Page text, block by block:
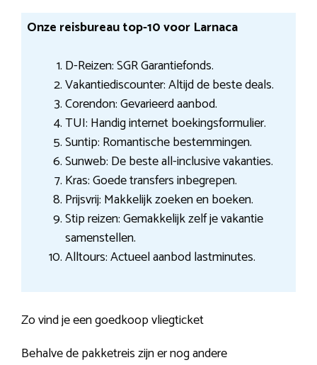
Onze reisbureau top-10 voor Larnaca
D-Reizen: SGR Garantiefonds.
Vakantiediscounter: Altijd de beste deals.
Corendon: Gevarieerd aanbod.
TUI: Handig internet boekingsformulier.
Suntip: Romantische bestemmingen.
Sunweb: De beste all-inclusive vakanties.
Kras: Goede transfers inbegrepen.
Prijsvrij: Makkelijk zoeken en boeken.
Stip reizen: Gemakkelijk zelf je vakantie
samenstellen.
Alltours: Actueel aanbod lastminutes.
Zo vind je een goedkoop vliegticket
Behalve de pakketreis zijn er nog andere